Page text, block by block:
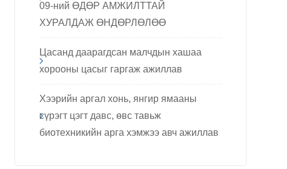
April 23, 2025,
Цасанд даарагдсан малчдын
ажиллав
April 12, 2025,
Хээрийн аргал хонь,
09-ний ӨДӨР АМЖИЛТТАЙ
ХУРАЛДАЖ ӨНДӨРЛӨЛӨӨ
Цасанд даарагдсан малчдын хашаа
хорооны цасыг гаргаж ажиллав
Хээрийн аргал хонь, янгир ямааны
сүрэгт цэгт давс, өвс тавьж
биотехникийн арга хэмжээ авч ажиллав